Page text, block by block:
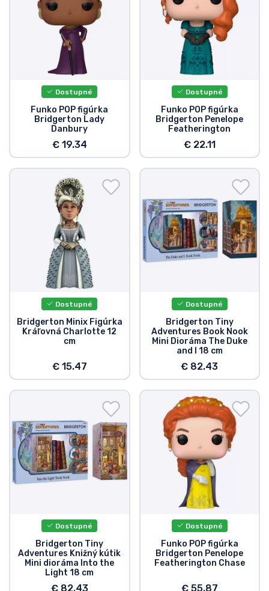
Dostupné
Funko POP figúrka
Bridgerton Lady
Danbury
€ 19.34
Dostupné
Funko POP figúrka
Bridgerton Penelope
Featherington
€ 22.11
Dostupné
Bridgerton Minix Figúrka
Kráľovná Charlotte 12
cm
€ 15.47
Dostupné
Bridgerton Tiny
Adventures Book Nook
Mini Dioráma The Duke
and I 18 cm
€ 82.43
Dostupné
Bridgerton Tiny
Adventures Knižný kútik
Mini dioráma Into the
Light 18 cm
€ 82.43
Dostupné
Funko POP figúrka
Bridgerton Penelope
Featherington Chase
€ 55.87